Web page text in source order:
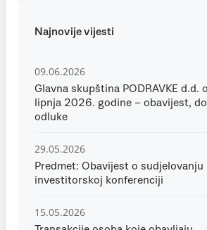
Najnovije vijesti
09.06.2026
Glavna skupština PODRAVKE d.d.
lipnja 2026. godine – obavijest,
odluke
29.05.2026
Predmet: Obavijest o sudjelovanju
investitorskoj konferenciji
15.05.2026